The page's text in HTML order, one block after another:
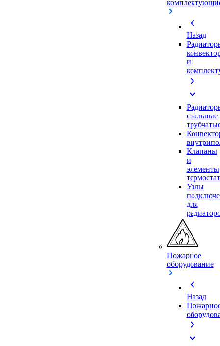
chevron_left
Назад
и
chevron_right
expand_more
стальные
Клапаны
и
элементы
Узлы
для
Пожарное
оборудование
chevron_left
Назад
chevron_right
expand_more